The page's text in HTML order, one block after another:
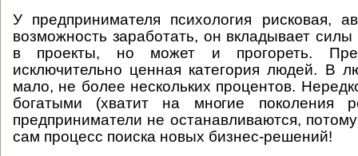
У предпринимателя психология рисковая,
возможность заработать, он вкладывает силы
в проекты, но может и прогореть.
исключительно ценная категория людей. В
мало, не более нескольких процентов.
богатыми (хватит на многие поколения
предприниматели не останавливаются,
сам процесс поиска новых бизнес-решений!